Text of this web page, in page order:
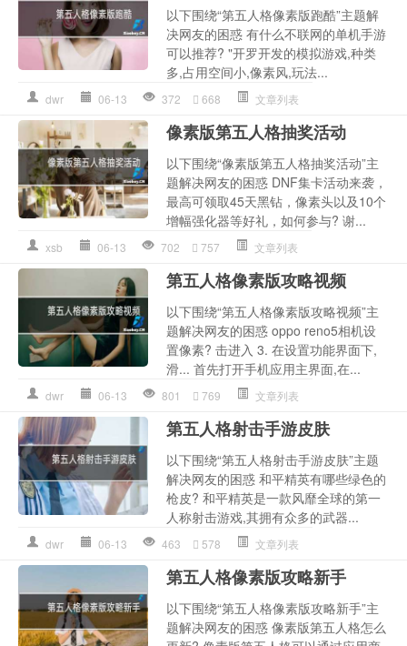
以下围绕“第五人格像素版跑酷”主题解
决网友的困惑 有什么不联网的单机手游
可以推荐? "开罗开发的模拟游戏,种类
多,占用空间小,像素风,玩法...
dwr 06-13 372 668 文章列表
像素版第五人格抽奖活动
以下围绕“像素版第五人格抽奖活动”主
题解决网友的困惑 DNF集卡活动来袭，
最高可领取45天黑钻，像素头以及10个
增幅强化器等好礼，如何参与? 谢...
xsb 06-13 702 757 文章列表
第五人格像素版攻略视频
以下围绕“第五人格像素版攻略视频”主
题解决网友的困惑 oppo reno5相机设
置像素? 击进入 3. 在设置功能界面下,
滑... 首先打开手机应用主界面,在...
dwr 06-13 801 769 文章列表
第五人格射击手游皮肤
以下围绕“第五人格射击手游皮肤”主题
解决网友的困惑 和平精英有哪些绿色的
枪皮? 和平精英是一款风靡全球的第一
人称射击游戏,其拥有众多的武器...
dwr 06-13 463 578 文章列表
第五人格像素版攻略新手
以下围绕“第五人格像素版攻略新手”主
题解决网友的困惑 像素版第五人格怎么